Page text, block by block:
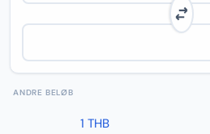
ANDRE BELØB
1 THB